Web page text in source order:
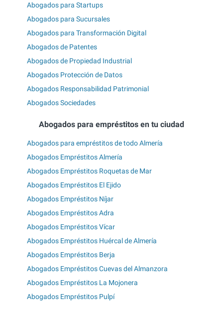
Abogados para Startups
Abogados para Sucursales
Abogados para Transformación Digital
Abogados de Patentes
Abogados de Propiedad Industrial
Abogados Protección de Datos
Abogados Responsabilidad Patrimonial
Abogados Sociedades
Abogados para empréstitos en tu ciudad
Abogados para empréstitos de todo Almería
Abogados Empréstitos Almería
Abogados Empréstitos Roquetas de Mar
Abogados Empréstitos El Ejido
Abogados Empréstitos Níjar
Abogados Empréstitos Adra
Abogados Empréstitos Vícar
Abogados Empréstitos Huércal de Almería
Abogados Empréstitos Berja
Abogados Empréstitos Cuevas del Almanzora
Abogados Empréstitos La Mojonera
Abogados Empréstitos Pulpí